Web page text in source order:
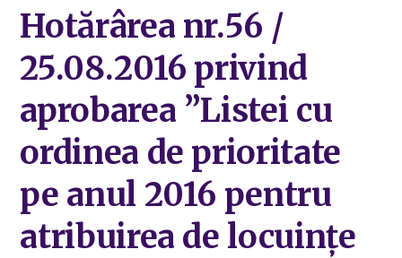
Hotărârea nr.56 /
25.08.2016 privind
aprobarea ”Listei cu
ordinea de prioritate
pe anul 2016 pentru
atribuirea de locuințe